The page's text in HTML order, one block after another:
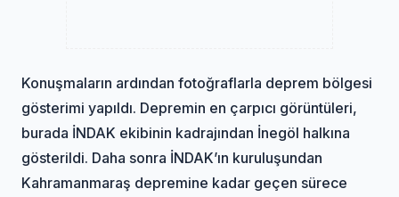
Konuşmaların ardından fotoğraflarla deprem bölgesi
gösterimi yapıldı. Depremin en çarpıcı görüntüleri,
burada İNDAK ekibinin kadrajından İnegöl halkına
gösterildi. Daha sonra İNDAK’ın kuruluşundan
Kahramanmaraş depremine kadar geçen sürece